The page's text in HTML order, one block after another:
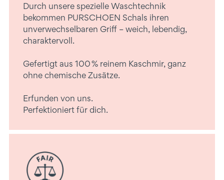
Durch unsere spezielle Waschtechnik
bekommen PURSCHOEN Schals ihren
unverwechselbaren Griff – weich, lebendig,
charaktervoll.
Gefertigt aus 100 % reinem Kaschmir, ganz
ohne chemische Zusätze.
Erfunden von uns.
Perfektioniert für dich.